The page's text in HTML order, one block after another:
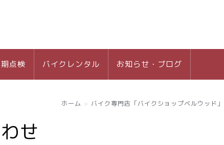
点検 バイクレンタル お知らせ・ブログ
ホーム バイク専門店「バイクショップベルウッド」
せ